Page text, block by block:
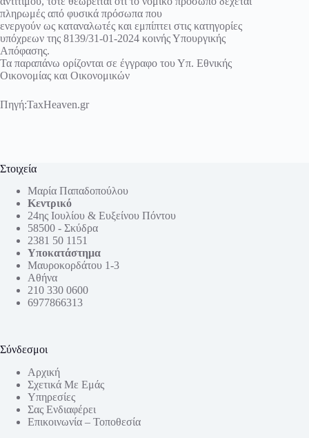
πληρωμές από φυσικά πρόσωπα που
ενεργούν ως καταναλωτές και εμπίπτει στις κατηγορίες
υπόχρεων της 8139/31-01-2024 κοινής Υπουργικής
Απόφασης.
Τα παραπάνω ορίζονται σε έγγραφο του Υπ. Εθνικής
Οικονομίας και Οικονομικών
Πηγή:TaxHeaven.gr
Στοιχεία
Μαρία Παπαδοπούλου
Κεντρικό
24ης Ιουλίου & Ευξείνου Πόντου
58500 - Σκύδρα
2381 50 1151
Υποκατάστημα
Μαυροκορδάτου 1-3
Αθήνα
210 330 0600
6977866313
Σύνδεσμοι
Αρχική
Σχετικά Με Εμάς
Υπηρεσίες
Σας Ενδιαφέρει
Επικοινωνία – Τοποθεσία